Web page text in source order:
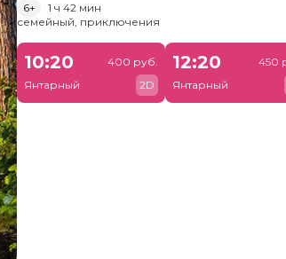
6+
1 ч 42 мин
семейный, приключения
10:20
Янтарный
400 руб.
2D
12:20
Янтарный
450